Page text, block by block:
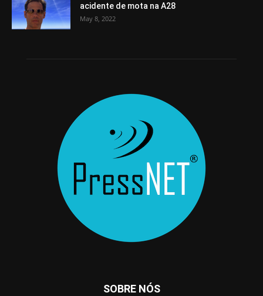
acidente de mota na A28
May 8, 2022
SOBRE NÓS